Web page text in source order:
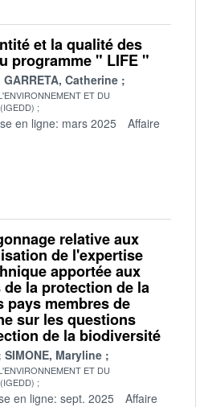
et la qualité des
programme " LIFE "
GARRETA, Catherine
ET DU
en ligne: mars 2025
Affaire
relative aux
de l'expertise
apportée aux
la protection de la
pays membres de
sur les questions
de la biodiversité
SIMONE, Maryline
ET DU
en ligne: sept. 2025
Affaire